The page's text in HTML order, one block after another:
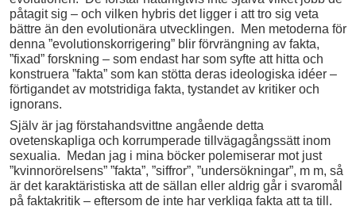
påtagit sig – och vilken hybris det ligger i att tro sig veta
bättre än den evolutionära utvecklingen. Men metoderna för
denna ”evolutionskorrigering” blir förvrängning av fakta,
”fixad” forskning – som endast har som syfte att hitta och
konstruera ”fakta” som kan stötta deras ideologiska idéer –
förtigandet av motstridiga fakta, tystandet av kritiker och
ignorans.
Själv är jag förstahandsvittne angående detta
ovetenskapliga och korrumperade tillvägagångssätt inom
sexualia. Medan jag i mina böcker polemiserar mot just
”kvinnorörelsens” ”fakta”, ”siffror”, ”undersökningar”, m m, så
är det karaktäristiska att de sällan eller aldrig går i svaromål
på faktakritik – eftersom de inte har verkliga fakta att ta till.